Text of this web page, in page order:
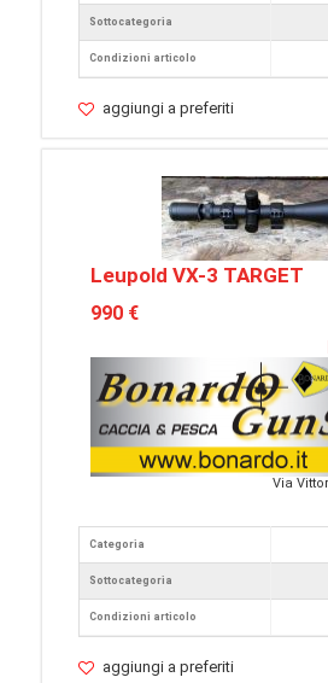
Sottocategoria
Condizioni articolo
aggiungi a preferiti
Leupold VX-3 TARGET
990 €
Via
Categoria
Sottocategoria
Condizioni articolo
aggiungi a preferiti